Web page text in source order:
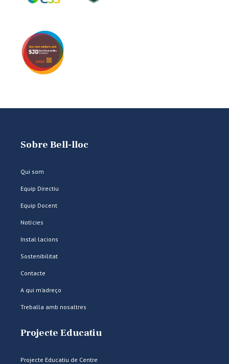
Sobre Bell-lloc
Qui som
Equip Directiu
Equip Docent
Notícies
Instal·lacions
Sostenibilitat
Contacte
A qui m’adreço
Treballa amb nosaltres
Projecte Educatiu
Projecte Educatiu de Centre